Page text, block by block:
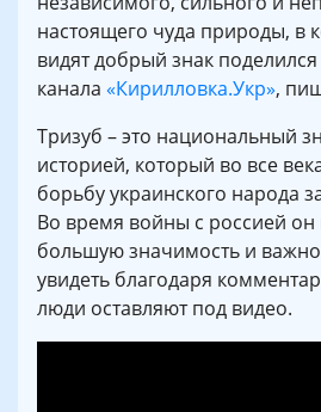
настоящего чуда природы, в
видят добрый знак
канала «Кирилловка.Укр»,
Тризуб – это национальный
историей, который во все
борьбу украинского народа
Во время войны с россией
большую значимость и
увидеть благодаря
люди оставляют под видео.